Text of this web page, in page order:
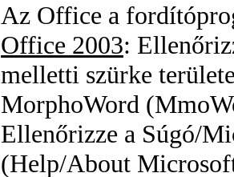
Az Office a
Office 2003:
melletti szürke
MorphoWord
Ellenőrizze a Súgó/
(Help/About